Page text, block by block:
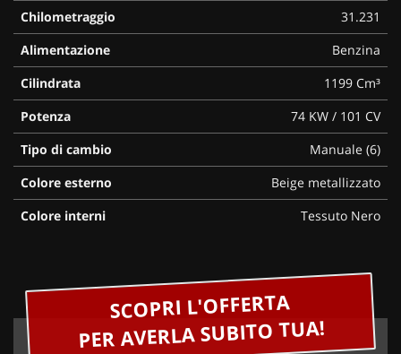
Chilometraggio
31.231
Alimentazione
Benzina
Cilindrata
1199 Cm³
Potenza
74 KW / 101 CV
Tipo di cambio
Manuale (6)
Colore esterno
Beige metallizzato
Colore interni
Tessuto Nero
SCOPRI L'OFFERTA
PER AVERLA SUBITO TUA!